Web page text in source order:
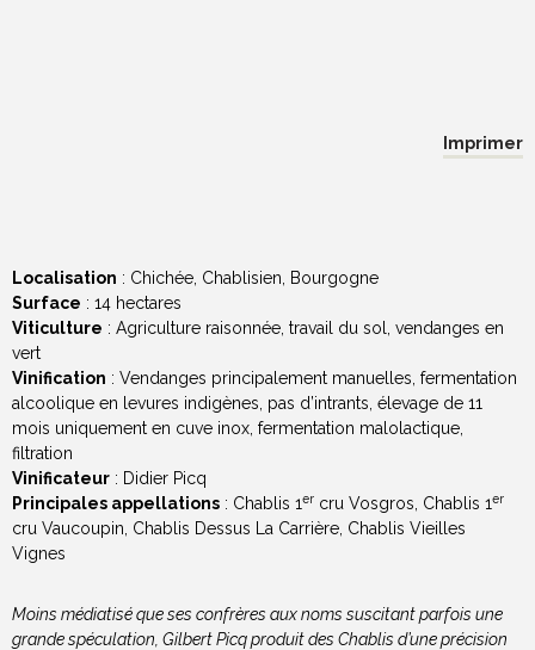
Imprimer
Localisation : Chichée, Chablisien, Bourgogne
Surface : 14 hectares
Viticulture : Agriculture raisonnée, travail du sol, vendanges en
vert
Vinification : Vendanges principalement manuelles, fermentation
alcoolique en levures indigènes, pas d’intrants, élevage de 11
mois uniquement en cuve inox, fermentation malolactique,
filtration
Vinificateur : Didier Picq
Principales appellations : Chablis 1er cru Vosgros, Chablis 1er
cru Vaucoupin, Chablis Dessus La Carrière, Chablis Vieilles
Vignes
Moins médiatisé que ses confrères aux noms suscitant parfois une
grande spéculation, Gilbert Picq produit des Chablis d’une précision